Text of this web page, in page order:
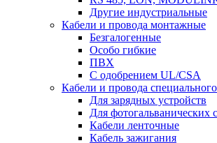
Другие индустриальные
Кабели и провода монтажные
Безгалогенные
Особо гибкие
ПВХ
С одобрением UL/CSA
Кабели и провода
Для зарядных устройств
Для фотогальванических
Кабели ленточные
Кабель зажигания